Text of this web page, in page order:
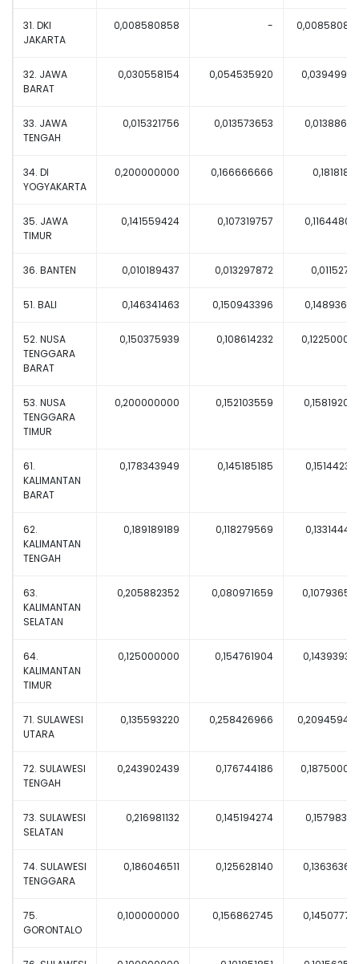
31. DKI
JAKARTA
0,008580858 -
32. JAWA
BARAT
0,030558154 0,054535920
33. JAWA
TENGAH
0,015321756 0,013573653
34. DI
YOGYAKARTA
0,200000000 0,166666666
35. JAWA
TIMUR
0,141559424 0,107319757
36. BANTEN 0,010189437 0,013297872
51. BALI 0,146341463 0,150943396
52. NUSA
TENGGARA
BARAT
0,150375939 0,108614232
53. NUSA
TENGGARA
TIMUR
0,200000000 0,152103559
61.
KALIMANTAN
BARAT
0,178343949 0,145185185
62.
KALIMANTAN
TENGAH
0,189189189 0,118279569
63.
KALIMANTAN
SELATAN
0,205882352 0,080971659
64.
KALIMANTAN
TIMUR
0,125000000 0,154761904
71. SULAWESI
UTARA
0,135593220 0,258426966
72. SULAWESI
TENGAH
0,243902439 0,176744186
73. SULAWESI
SELATAN
0,216981132 0,145194274
74. SULAWESI
TENGGARA
0,186046511 0,125628140
75.
GORONTALO
0,100000000 0,156862745